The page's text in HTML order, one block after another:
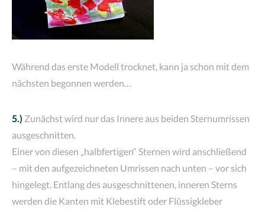
Während das erste Modell trocknet, kann ja schon mit dem
nächsten begonnen werden…
5.) Zunächst wird nur das Innere aus beiden Sternumrissen
ausgeschnitten.
Einer von diesen „halbfertigen“ Sternen wird anschließend
– mit den aufgezeichneten Umrissen nach unten – vor sich
hingelegt. Entlang des ausgeschnittenen, inneren Sterns
werden die Kanten mit Klebestift oder Flüssigkleber